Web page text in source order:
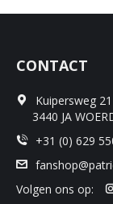
CONTACT
Kuipersweg 21
3440 JA
+31 (0) 629
Volgen ons op: